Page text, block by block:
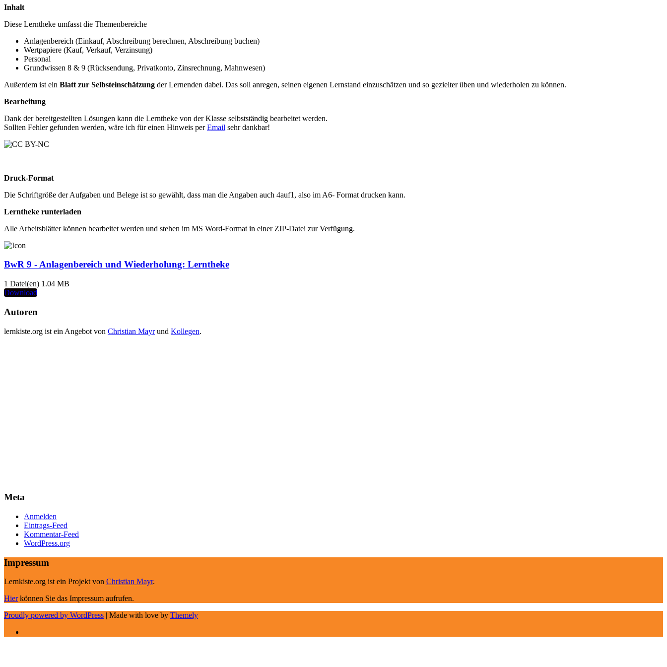
Inhalt
Diese Lerntheke umfasst die Themenbereiche
Anlagenbereich (Einkauf, Abschreibung berechnen, Abschreibung buchen)
Wertpapiere (Kauf, Verkauf, Verzinsung)
Personal
Grundwissen 8 & 9 (Rücksendung, Privatkonto, Zinsrechnung, Mahnwesen)
Außerdem ist ein Blatt zur Selbsteinschätzung der Lernenden dabei. Das soll anregen, seinen eigenen Lernstand einzuschätzen und so gezielter üben und wiederholen zu können.
Bearbeitung
Dank der bereitgestellten Lösungen kann die Lerntheke von der Klasse selbstständig bearbeitet werden.
Sollten Fehler gefunden werden, wäre ich für einen Hinweis perEmail sehr dankbar!
Druck-Format
Die Schriftgröße der Aufgaben und Belege ist so gewählt, dass man die Angaben auch 4auf1, also im A6- Format drucken kann.
Lerntheke runterladen
Alle Arbeitsblätter können bearbeitet werden und stehen im MS Word-Format in einer ZIP-Datei zur Verfügung.
BwR 9 - Anlagenbereich und Wiederholung: Lerntheke
1 Datei(en) 1.04 MB
Download
Autoren
lernkiste.org ist ein Angebot von Christian Mayrund Kollegen.
Meta
Anmelden
Eintrags-Feed
Kommentar-Feed
WordPress.org
Impressum
Lernkiste.org ist ein Projekt von Christian Mayr.
Hierkönnen Sie das Impressum aufrufen.
Proudly powered by WordPress | Made with love by Themely